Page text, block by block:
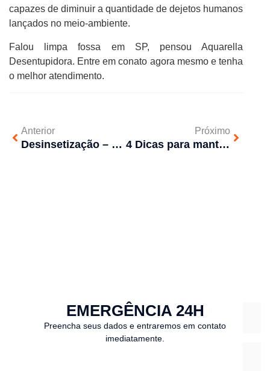
capazes de diminuir a quantidade de dejetos humanos
lançados no meio-ambiente.
Falou limpa fossa em SP, pensou Aquarella
Desentupidora. Entre em conato agora mesmo e tenha
o melhor atendimento.
Anterior
Desinsetização – entenda o que é e a importância de contratar
Próximo
4 Dicas para manter a fossa funcionando adequadamente
EMERGÊNCIA 24H
Preencha seus dados e entraremos em contato
imediatamente.